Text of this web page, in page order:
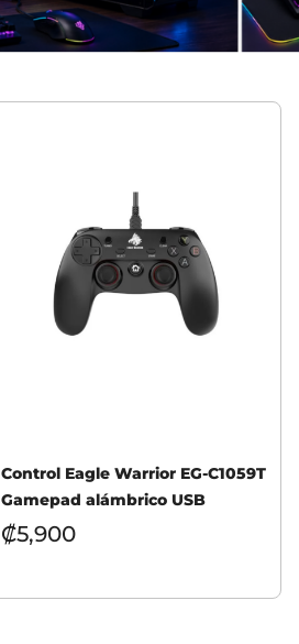
Control Eagle Warrior EG-C1059T
Gamepad alámbrico USB
₡5,900